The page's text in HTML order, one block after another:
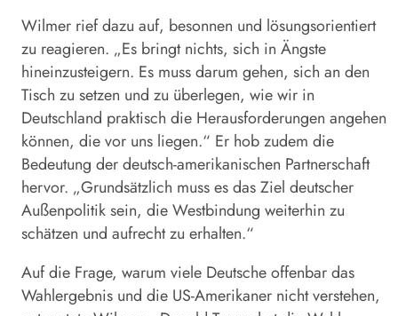
Wilmer rief dazu auf, besonnen und lösungsorientiert
zu reagieren. „Es bringt nichts, sich in Ängste
hineinzusteigern. Es muss darum gehen, sich an den
Tisch zu setzen und zu überlegen, wie wir in
Deutschland praktisch die Herausforderungen angehen
können, die vor uns liegen.“ Er hob zudem die
Bedeutung der deutsch-amerikanischen Partnerschaft
hervor. „Grundsätzlich muss es das Ziel deutscher
Außenpolitik sein, die Westbindung weiterhin zu
schätzen und aufrecht zu erhalten.“
Auf die Frage, warum viele Deutsche offenbar das
Wahlergebnis und die US-Amerikaner nicht verstehen,